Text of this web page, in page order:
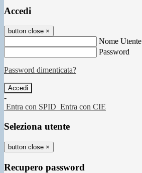
Accedi
button close ×
Nome Utente
Password
Password dimenticata?
-
Entra con SPID Entra con CIE
Seleziona utente
button close ×
Recupero password